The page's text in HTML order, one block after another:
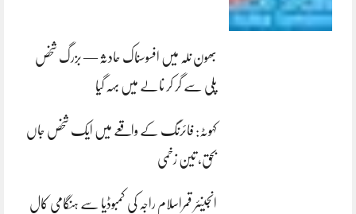
بھون نلہ میں افسوسناک حادثہ — بزرگ شخص
پلی سے گر کر نالے میں بہہ گیا
کہوٹہ: فائرنگ کے واقعے میں ایک شخص جاں
بحق، تین زخمی
انجینئر قمراسلام راجہ کی کمبوڈیا سے ہنگامی کال